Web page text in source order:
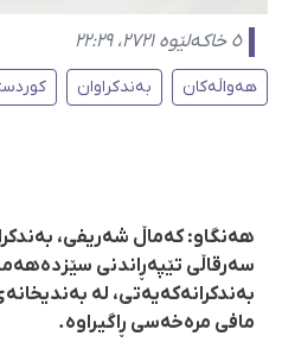
٥ خاکەلێوە ٢٧٢١، ٢٢:٢٩
هەواڵەکان بەندکراوان
هەنگاو: کەماڵ شەریفی،
بەندکرانەکەیەتی، لە
مافی مرەخەسی ڕاگیراوە.